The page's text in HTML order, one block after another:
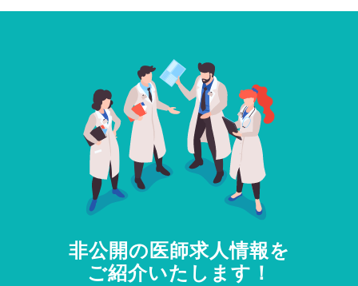
非公開の医師求人情報を
ご紹介いたします！